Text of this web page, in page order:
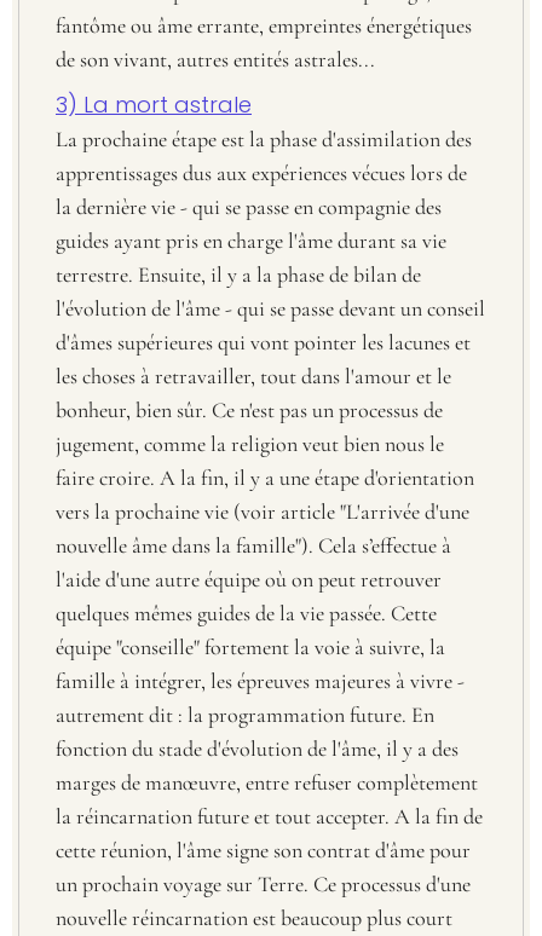
fantôme ou âme errante, empreintes énergétiques
de son vivant, autres entités astrales...
3) La mort astrale
La prochaine étape est la phase d'assimilation des
apprentissages dus aux expériences vécues lors de
la dernière vie - qui se passe en compagnie des
guides ayant pris en charge l'âme durant sa vie
terrestre. Ensuite, il y a la phase de bilan de
l'évolution de l'âme - qui se passe devant un conseil
d'âmes supérieures qui vont pointer les lacunes et
les choses à retravailler, tout dans l'amour et le
bonheur, bien sûr. Ce n'est pas un processus de
jugement, comme la religion veut bien nous le
faire croire. A la fin, il y a une étape d'orientation
vers la prochaine vie (voir article "L'arrivée d'une
nouvelle âme dans la famille"). Cela s’effectue à
l'aide d'une autre équipe où on peut retrouver
quelques mêmes guides de la vie passée. Cette
équipe "conseille" fortement la voie à suivre, la
famille à intégrer, les épreuves majeures à vivre -
autrement dit : la programmation future. En
fonction du stade d'évolution de l'âme, il y a des
marges de manœuvre, entre refuser complètement
la réincarnation future et tout accepter. A la fin de
cette réunion, l'âme signe son contrat d'âme pour
un prochain voyage sur Terre. Ce processus d'une
nouvelle réincarnation est beaucoup plus court